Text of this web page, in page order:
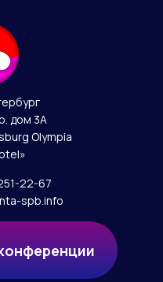
дом 3А
Olympia
22-67
spb.info